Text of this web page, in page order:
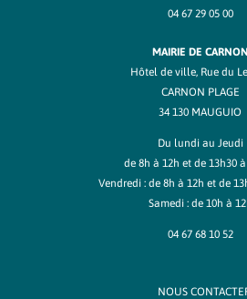
04 67 29 05 00
MAIRIE DE CARNON
Hôtel de ville, Rue du
CARNON PLAGE
34 130 MAUGUIO
Du lundi au Jeudi
de 8h à 12h et de 13h30
Vendredi : de 8h à 12h et de
Samedi : de 10h à
04 67 68 10 52
NOUS